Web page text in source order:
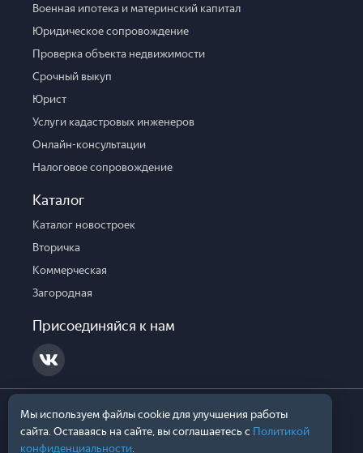
Мы используем файлы cookie для улучшения работы
сайта. Оставаясь на сайте, вы соглашаетесь с Политикой
конфиденциальности.
Военная ипотека и материнский капитал
Юридическое сопровождение
Проверка объекта недвижимости
Срочный выкуп
Юрист
Услуги кадастровых инженеров
Онлайн-консультации
Налоговое сопровождение
Каталог
Каталог новостроек
Вторичка
Коммерческая
Загородная
Присоединяйся к нам
Договор оферты №1
Договор оферты №2
Договор оферты №3